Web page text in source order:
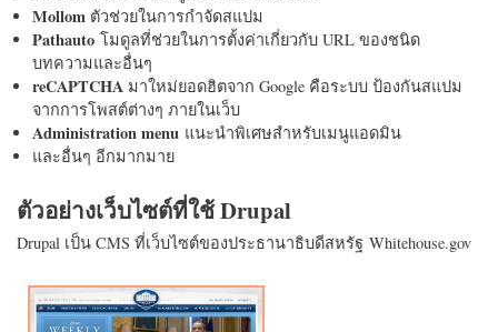
Mollom ตัวช่วยในการกำจัดสแปม
Pathauto โมดูลที่ช่วยในการตั้งค่าเกี่ยวกับ URL ของชนิด
บทความและอื่นๆ
reCAPTCHA มาใหม่ยอดฮิตจาก Google คือระบบ ป้องกันสแปม
จากการโพสต์ต่างๆ ภายในเว็บ
Administration menu แนะนำพิเศษสำหรับเมนูแอดมิน
และอื่นๆ อีกมากมาย
ตัวอย่างเว็บไซต์ที่ใช้ Drupal
Drupal เป็น CMS ที่เว็บไซต์ของประธานาธิบดีสหรัฐ Whitehouse.gov